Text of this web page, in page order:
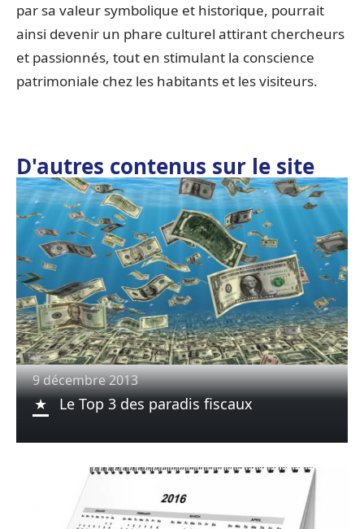
par sa valeur symbolique et historique, pourrait
ainsi devenir un phare culturel attirant chercheurs
et passionnés, tout en stimulant la conscience
patrimoniale chez les habitants et les visiteurs.
D'autres contenus sur le site
9 décembre 2013
Le Top 3 des paradis fiscaux